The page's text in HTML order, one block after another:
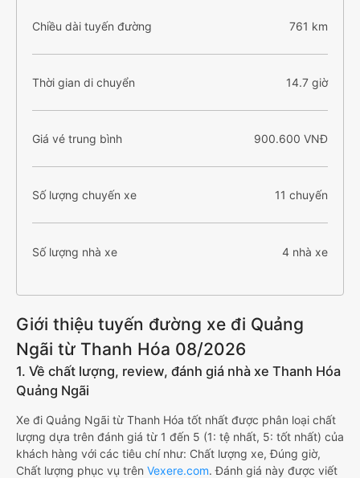
Chiều dài tuyến đường 761 km
Thời gian di chuyển 14.7 giờ
Giá vé trung bình 900.600 VNĐ
Số lượng chuyến xe 11 chuyến
Số lượng nhà xe 4 nhà xe
Giới thiệu tuyến đường xe đi Quảng
Ngãi từ Thanh Hóa 08/2026
1. Về chất lượng, review, đánh giá nhà xe Thanh Hóa
Quảng Ngãi
Xe đi Quảng Ngãi từ Thanh Hóa tốt nhất được phân loại chất
lượng dựa trên đánh giá từ 1 đến 5 (1: tệ nhất, 5: tốt nhất) của
khách hàng với các tiêu chí như: Chất lượng xe, Đúng giờ,
Chất lượng phục vụ trên Vexere.com. Đánh giá này được viết